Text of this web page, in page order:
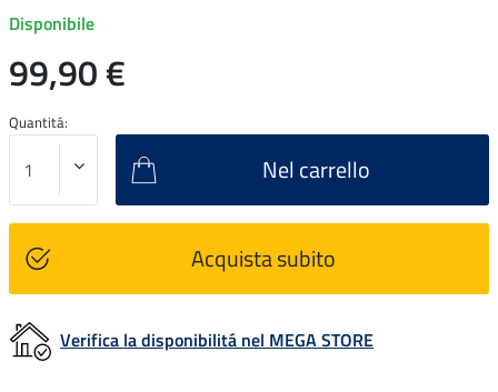
Disponibile
99,90 €
Quantitá:
Nel carrello
Acquista subito
Verifica la disponibilitá nel MEGA STORE